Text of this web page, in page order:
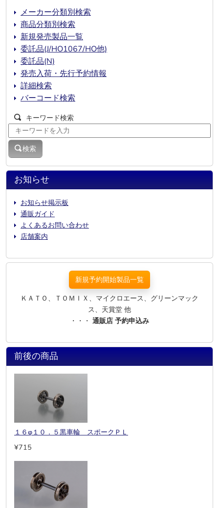
お知らせ
お知らせ掲示板
通販ガイド
よくあるお問い合わせ
店舗案内
メーカー分類別検索
商品分類別検索
新規発売製品一覧
委託品(J/HO1067/HO他)
委託品(N)
発売入荷・先行予約情報
詳細検索
バーコード検索
キーワード検索
検索
新規予約開始製品一覧
ＫＡＴＯ、ＴＯＭＩＸ、マイクロエース、グリーンマック
ス、天賞堂 他
・・・ 通販店 予約申込み
前後の商品
１６φ１０．５黒車輪 スポークＰＬ
¥715